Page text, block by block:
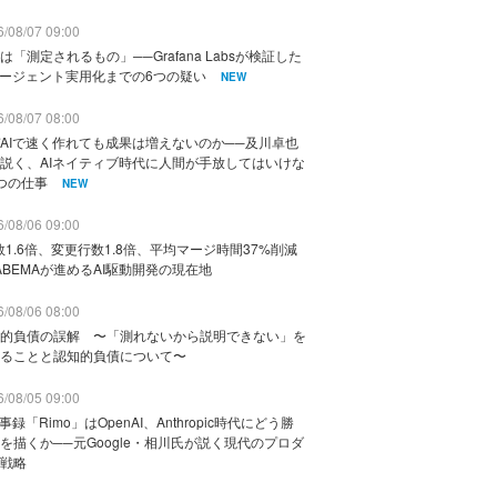
08/07 09:00
「測定されるもの」──Grafana Labsが検証した
ジェント実用化までの6つの疑い
NEW
08/07 08:00
で速く作れても成果は増えないのか──及川卓也
く、AIネイティブ時代に人間が手放してはいけな
の仕事
NEW
08/06 09:00
1.6倍、変更行数1.8倍、平均マージ時間37%削減
が進めるAI駆動開発の現在地
08/06 08:00
負債の誤解 〜「測れないから説明できない」を
ことと認知的負債について〜
08/05 09:00
録「Rimo」はOpenAI、Anthropic時代にどう勝
描くか──元Google・相川氏が説く現代のプロダ
略